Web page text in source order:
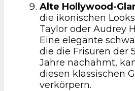
Alte Hollywood-
die ikonischen
Taylor oder Audrey
Eine elegante
die die Frisuren der
Jahre nachahmt,
diesen klassischen
verkörpern.